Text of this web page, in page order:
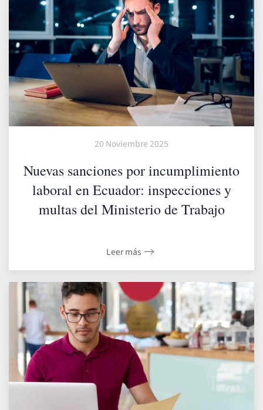
20 Noviembre 2025
Nuevas sanciones por incumplimiento
laboral en Ecuador: inspecciones y
multas del Ministerio de Trabajo
Leer más